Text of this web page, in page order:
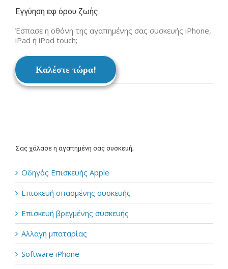
Εγγύηση εφ όρου ζωής
Έσπασε η οθόνη της αγαπημένης σας συσκευής iPhone,
iPad ή iPod touch;
Καλέστε τώρα!
Σας χάλασε η αγαπημένη σας συσκευή;
Οδηγός Επισκευής Apple
Επισκευή σπασμένης συσκευής
Επισκευή βρεγμένης συσκευής
Αλλαγή μπαταρίας
Software iPhone